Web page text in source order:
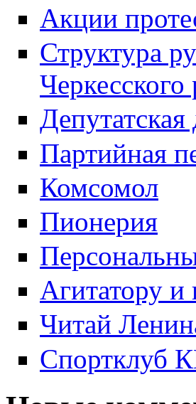
Акции
Структура
Депутатская
Партийная
Комсомол
Пионерия
Агитатору и
Читай
Спортклуб